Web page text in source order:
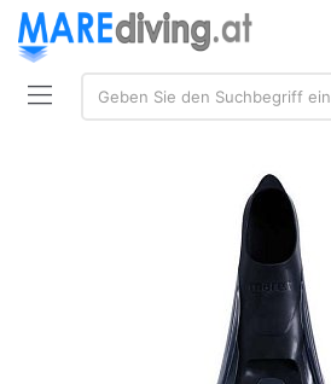
Suchen:
Geben Sie den Suchbegriff ein